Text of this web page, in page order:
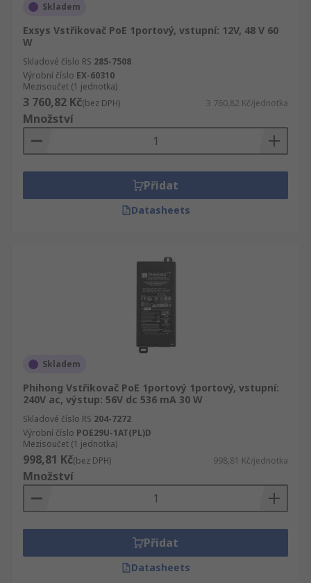
Skladem
Exsys Vstřikovač PoE 1portový, vstupní: 12V, 48 V 60
W
Skladové číslo RS 285-7508
Výrobní číslo EX-60310
Mezisoučet (1 jednotka)
3 760,82 Kč(bez DPH) 3 760,82 Kč/jednotka
Množství
Přidat
Datasheets
Skladem
Phihong Vstřikovač PoE 1portový 1portový, vstupní:
240V ac, výstup: 56V dc 536 mA 30 W
Skladové číslo RS 204-7272
Výrobní číslo POE29U-1AT(PL)D
Mezisoučet (1 jednotka)
998,81 Kč(bez DPH) 998,81 Kč/jednotka
Množství
Přidat
Datasheets